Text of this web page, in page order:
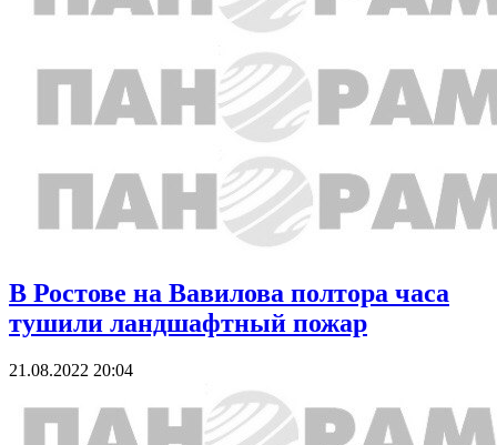
В Ростове на Вавилова полтора часа
тушили ландшафтный пожар
21.08.2022 20:04